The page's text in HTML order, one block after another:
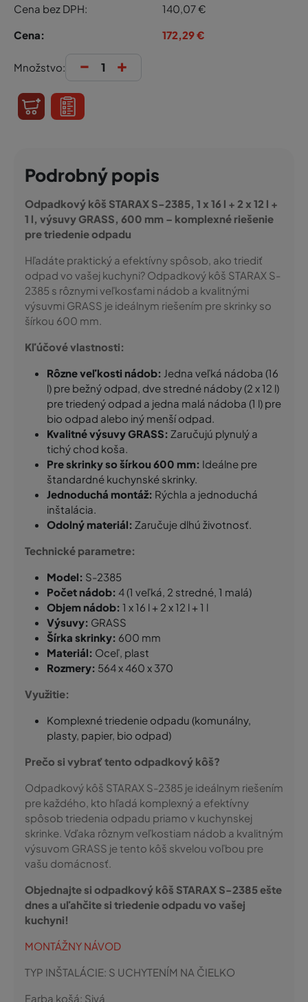
Cena bez DPH:
140,07€
Cena:
172,29€
Množstvo: - +
Podrobný popis
Odpadkový kôš STARAX S-2385, 1 x 16 l + 2 x 12 l +
1 l, výsuvy GRASS, 600 mm – komplexné riešenie
pre triedenie odpadu
Hľadáte praktický a efektívny spôsob, ako triediť
odpad vo vašej kuchyni? Odpadkový kôš STARAX S-
2385 s rôznymi veľkosťami nádob a kvalitnými
výsuvmi GRASS je ideálnym riešením pre skrinky so
šírkou 600 mm.
Kľúčové vlastnosti:
Rôzne veľkosti nádob: Jedna veľká nádoba (16
l) pre bežný odpad, dve stredné nádoby (2 x 12 l)
pre triedený odpad a jedna malá nádoba (1 l) pre
bio odpad alebo iný menší odpad.
Kvalitné výsuvy GRASS: Zaručujú plynulý a
tichý chod koša.
Pre skrinky so šírkou 600 mm: Ideálne pre
štandardné kuchynské skrinky.
Jednoduchá montáž: Rýchla a jednoduchá
inštalácia.
Odolný materiál: Zaručuje dlhú životnosť.
Technické parametre:
Model: S-2385
Počet nádob: 4 (1 veľká, 2 stredné, 1 malá)
Objem nádob: 1 x 16 l + 2 x 12 l + 1 l
Výsuvy: GRASS
Šírka skrinky: 600 mm
Materiál: Oceľ, plast
Rozmery: 564 x 460 x 370
Využitie:
Komplexné triedenie odpadu (komunálny,
plasty, papier, bio odpad)
Prečo si vybrať tento odpadkový kôš?
Odpadkový kôš STARAX S-2385 je ideálnym riešením
pre každého, kto hľadá komplexný a efektívny
spôsob triedenia odpadu priamo v kuchynskej
skrinke. Vďaka rôznym veľkostiam nádob a kvalitným
výsuvom GRASS je tento kôš skvelou voľbou pre
vašu domácnosť.
Objednajte si odpadkový kôš STARAX S-2385 ešte
dnes a uľahčite si triedenie odpadu vo vašej
kuchyni!
MONTÁŽNY NÁVOD
TYP INŠTALÁCIE: S UCHYTENÍM NA ČIELKO
Farba košá: Sivá